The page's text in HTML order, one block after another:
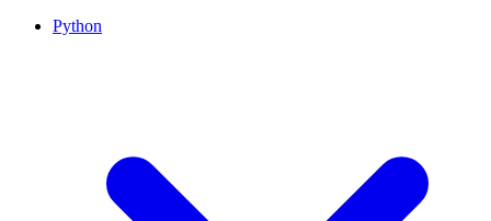
Python